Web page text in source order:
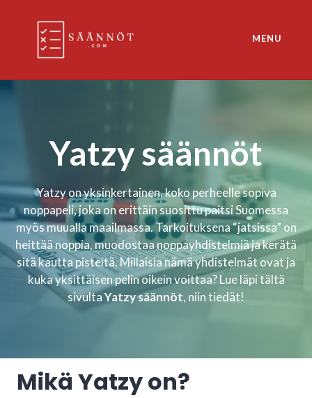
Korttipelien säänöt
MENU
Yatzy säännöt
Yatzy on yksinkertainen, koko perheelle sopiva
noppapeli, joka on erittäin suosittu paitsi Suomessa
myös muualla maailmassa. Tarkoituksena “jatsissa” on
heittää noppia, muodostaa noppayhdistelmiä ja kerätä
sitä kautta pisteitä. Millaisia nämä yhdistelmät ovat ja
kuka yksittäisen pelin oikein voittaa? Lue läpi tältä
sivultaYatzy säännöt, niin tiedät!
Mikä Yatzy on?